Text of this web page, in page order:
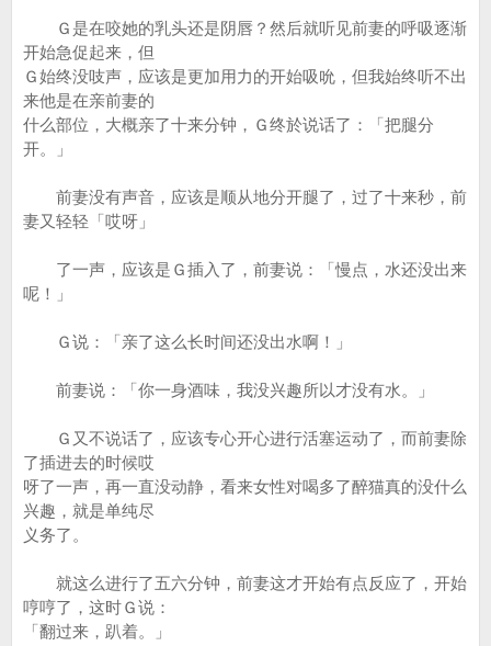
Ｇ是在咬她的乳头还是阴唇？然后就听见前妻的呼吸逐渐
开始急促起来，但
Ｇ始终没吱声，应该是更加用力的开始吸吮，但我始终听不出
来他是在亲前妻的
什么部位，大概亲了十来分钟，Ｇ终於说话了：「把腿分
开。」
前妻没有声音，应该是顺从地分开腿了，过了十来秒，前
妻又轻轻「哎呀」
了一声，应该是Ｇ插入了，前妻说：「慢点，水还没出来
呢！」
Ｇ说：「亲了这么长时间还没出水啊！」
前妻说：「你一身酒味，我没兴趣所以才没有水。」
Ｇ又不说话了，应该专心开心进行活塞运动了，而前妻除
了插进去的时候哎
呀了一声，再一直没动静，看来女性对喝多了醉猫真的没什么
兴趣，就是单纯尽
义务了。
就这么进行了五六分钟，前妻这才开始有点反应了，开始
哼哼了，这时Ｇ说：
「翻过来，趴着。」